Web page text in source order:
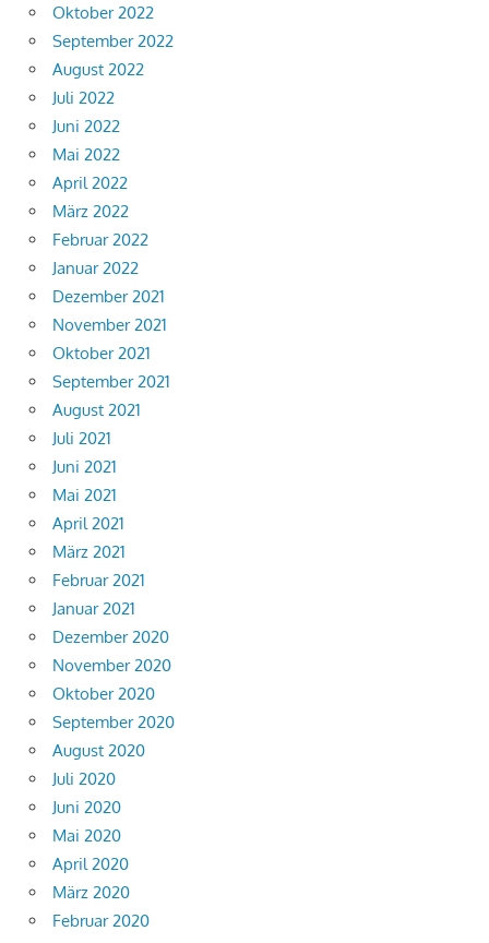
Oktober 2022
September 2022
August 2022
Juli 2022
Juni 2022
Mai 2022
April 2022
März 2022
Februar 2022
Januar 2022
Dezember 2021
November 2021
Oktober 2021
September 2021
August 2021
Juli 2021
Juni 2021
Mai 2021
April 2021
März 2021
Februar 2021
Januar 2021
Dezember 2020
November 2020
Oktober 2020
September 2020
August 2020
Juli 2020
Juni 2020
Mai 2020
April 2020
März 2020
Februar 2020